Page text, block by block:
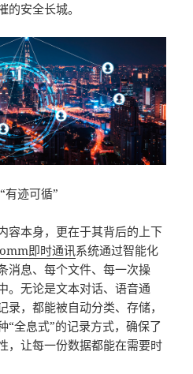
的安全长城。
有迹可循”
容本身，更在于其背后的上下
即时通讯系统通过智能化
消息、每个文件、每一次操
。无论是文本对话、语音通
，都能被自动分类、存储，
“全息式”的记录方式，确保了
，让每一份数据都能在需要时